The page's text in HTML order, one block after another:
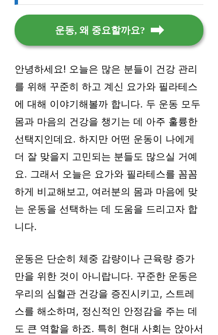
운동, 왜 중요할까요?
안녕하세요! 오늘은 많은 분들이 건강 관리
를 위해 꾸준히 하고 계신 요가와 필라테스
에 대해 이야기해볼까 합니다. 두 운동 모두
몸과 마음의 건강을 챙기는 데 아주 훌륭한
선택지인데요. 하지만 어떤 운동이 나에게
더 잘 맞을지 고민되는 분들도 많으실 거예
요. 그래서 오늘은 요가와 필라테스를 꼼꼼
하게 비교해보고, 여러분의 몸과 마음에 맞
는 운동을 선택하는 데 도움을 드리고자 합
니다.
운동은 단순히 체중 감량이나 근육량 증가
만을 위한 것이 아니랍니다. 꾸준한 운동은
우리의 심혈관 건강을 증진시키고, 스트레
스를 해소하며, 정신적인 안정감을 주는 데
도 큰 역할을 하죠. 특히 현대 사회는 앉아서